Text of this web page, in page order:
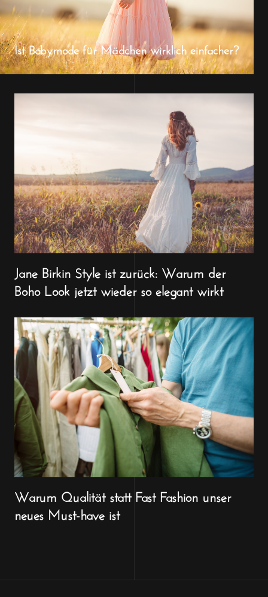
Ist Babymode für Mädchen wirklich einfacher?
Jane Birkin Style ist zurück: Warum der
Boho Look jetzt wieder so elegant wirkt
Warum Qualität statt Fast Fashion unser
neues Must-have ist